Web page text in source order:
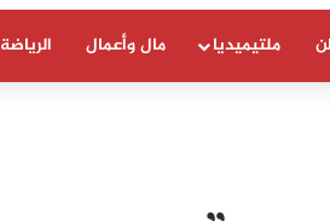
ملتيميديا مال وأعمال الرياضة